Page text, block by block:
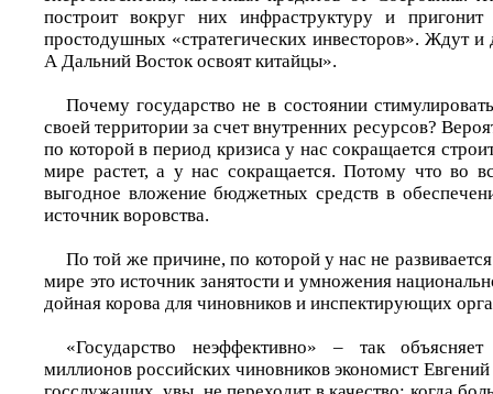
построит вокруг них инфраструктуру и
простодушных «стратегических инвесторов». Ждут и
А Дальний Восток освоят китайцы».
Почему государство не в состоянии
своей территории за счет внутренних ресурсов?
по которой в период кризиса у нас сокращается
мире растет, а у нас сокращается. Потому что во
выгодное вложение бюджетных средств в
источник воровства.
По той же причине, по которой у нас не
мире это источник занятости и умножения
дойная корова для чиновников и инспектирующих
«Государство неэффективно» – так
миллионов российских чиновников экономист